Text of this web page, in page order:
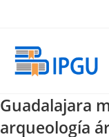
Guadalajara
arqueología